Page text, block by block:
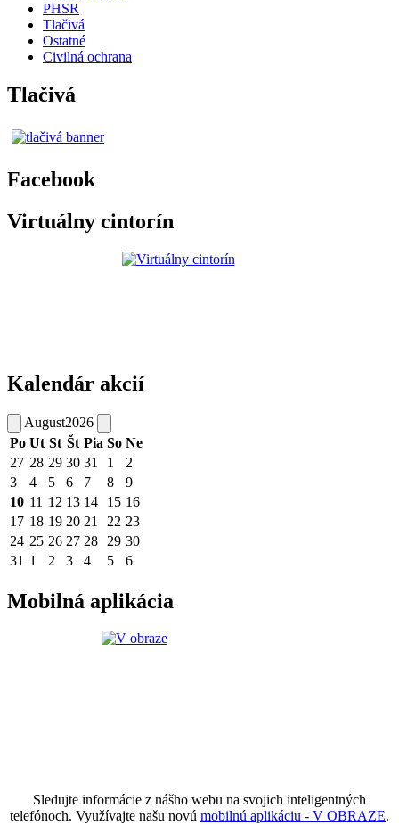
PHSR
Tlačivá
Ostatné
Civilná ochrana
Tlačivá
Facebook
Virtuálny cintorín
Kalendár akcií
August2026
Po Ut St Št Pia So Ne
27 28 29 30 31 1
2
3
4 5 6 7 8
9
10 11 12 13 14 15 16
17 18 19 20 21 22 23
24 25 26 27 28 29 30
31 1 2 3 4 5 6
Mobilná aplikácia
Sledujte informácie z nášho webu na svojich inteligentných
telefónoch. Využívajte našu novú mobilnú aplikáciu - V OBRAZE.